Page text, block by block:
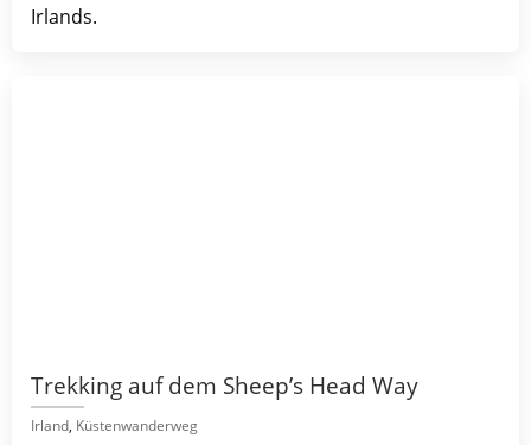
Irlands.
Trekking auf dem Sheep’s Head Way
Irland, Küstenwanderweg